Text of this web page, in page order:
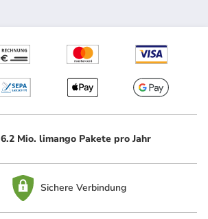
6.2 Mio. limango Pakete pro Jahr
Sichere Verbindung